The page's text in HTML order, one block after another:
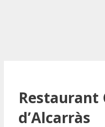
Restaurant
d’Alcarràs